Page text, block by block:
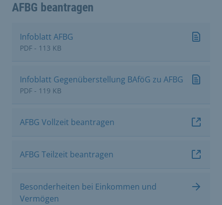
AFBG beantragen
Infoblatt AFBG
PDF - 113 KB
Infoblatt Gegenüberstellung BAföG zu AFBG
PDF - 119 KB
AFBG Vollzeit beantragen
AFBG Teilzeit beantragen
Besonderheiten bei Einkommen und
Vermögen